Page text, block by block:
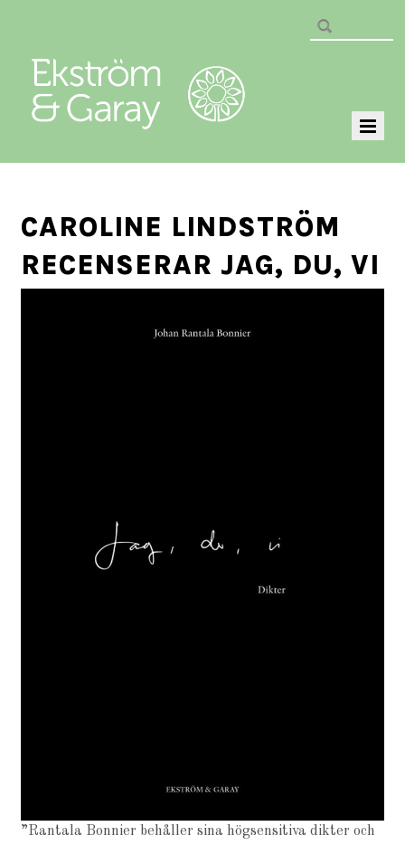
CAROLINE LINDSTRÖM
RECENSERAR JAG, DU, VI
”Rantala Bonnier behåller sina högsensitiva dikter och